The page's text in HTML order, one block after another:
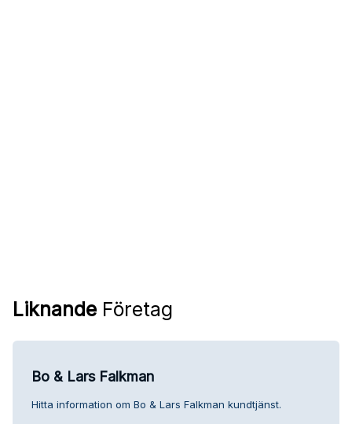
Liknande Företag
Bo & Lars Falkman
Hitta information om Bo & Lars Falkman kundtjänst.